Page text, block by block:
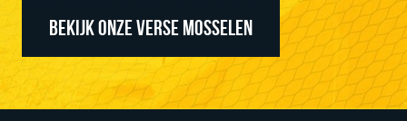
BEKIJK ONZE VERSE MOSSELEN